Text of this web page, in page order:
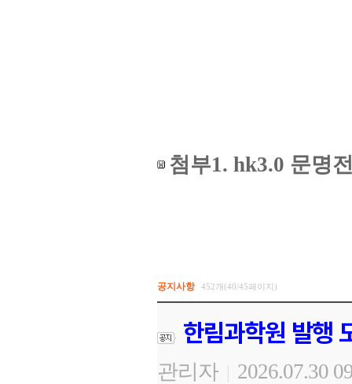
첨부1. hk3.0 문명
공지사항 452개(40/45페이지)
한림과학원 발행
관리자 | 2026.07.30